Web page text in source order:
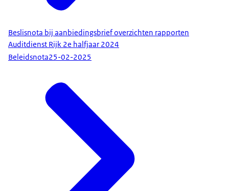
Beslisnota bij aanbiedingsbrief overzichten rapporten
Auditdienst Rijk 2e halfjaar 2024
Beleidsnota25-02-2025